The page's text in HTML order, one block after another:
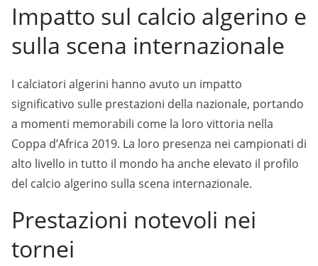
Impatto sul calcio algerino e
sulla scena internazionale
I calciatori algerini hanno avuto un impatto
significativo sulle prestazioni della nazionale, portando
a momenti memorabili come la loro vittoria nella
Coppa d’Africa 2019. La loro presenza nei campionati di
alto livello in tutto il mondo ha anche elevato il profilo
del calcio algerino sulla scena internazionale.
Prestazioni notevoli nei
tornei